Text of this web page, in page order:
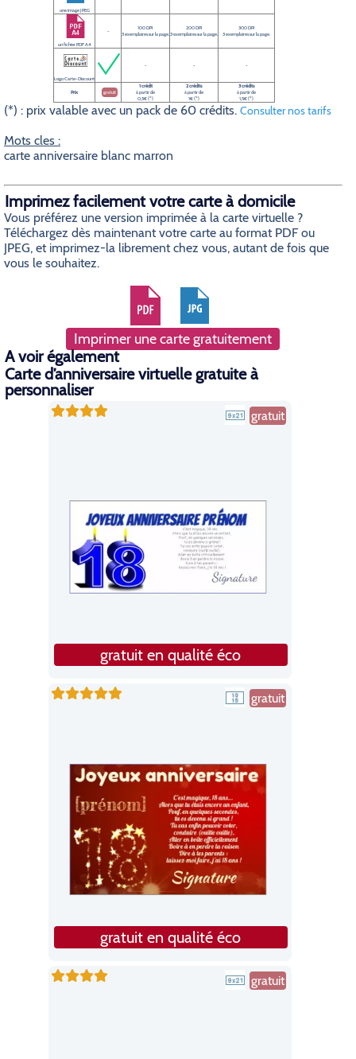
une image JPEG
un fichier PDF A4
-
100 DPI
3 exemplaires sur la page.
200 DPI
3 exemplaires sur la page.
300 DPI
3 exemplaires sur la page.
Logo Carte-Discount
- - -
Prix gratuit
1 crédit
à partir de
0,5€ (*)
2 crédits
à partir de
1€ (*)
3 crédits
à partir de
1,5€ (*)
(*) : prix valable avec un pack de 60 crédits. Consulter nos tarifs
Mots cles :
carte anniversaire blanc marron
Imprimez facilement votre carte à domicile
Vous préférez une version imprimée à la carte virtuelle ?
Téléchargez dès maintenant votre carte au format PDF ou
JPEG, et imprimez-la librement chez vous, autant de fois que
vous le souhaitez.
Imprimer une carte gratuitement
A voir également
Carte d’anniversaire virtuelle gratuite à
personnaliser
gratuit
gratuit en qualité éco
gratuit
gratuit en qualité éco
gratuit